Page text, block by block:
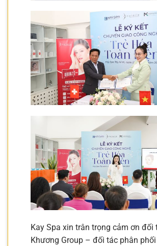
Kay Spa xin trân trọng cảm ơn đối
Khương Group – đối tác phân